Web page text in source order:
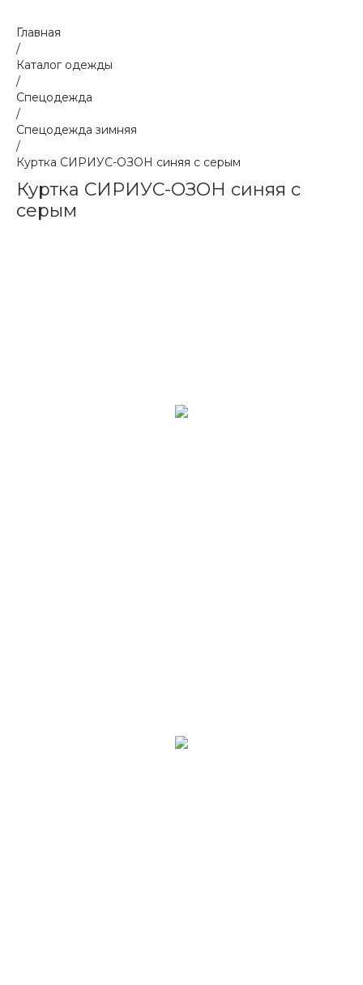
Главная
/
Каталог одежды
/
Спецодежда
/
Спецодежда зимняя
/
Куртка СИРИУС-ОЗОН синяя с серым
Куртка СИРИУС-ОЗОН синяя с
серым